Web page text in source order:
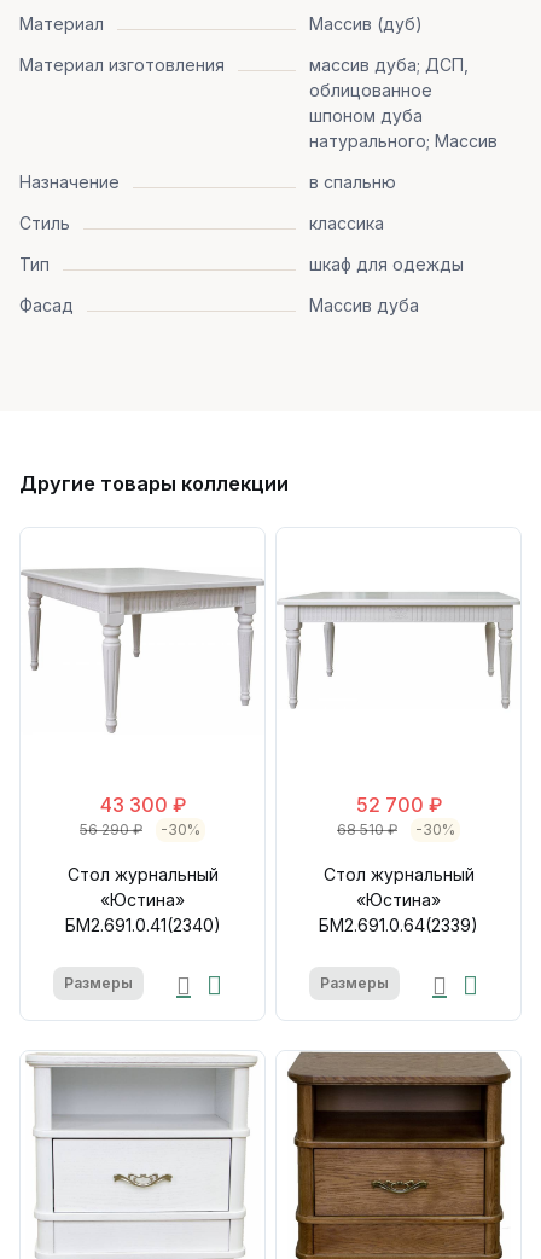
Материал
Массив (дуб)
Материал изготовления
массив дуба; ДСП,
облицованное
шпоном дуба
натурального; Массив
Назначение
в спальню
Стиль
классика
Тип
шкаф для одежды
Фасад
Массив дуба
Другие товары коллекции
43 300 ₽
56 290 ₽ -30%
Стол журнальный
«Юстина»
БМ2.691.0.41(2340)
Размеры
52 700 ₽
68 510 ₽ -30%
Стол журнальный
«Юстина»
БМ2.691.0.64(2339)
Размеры